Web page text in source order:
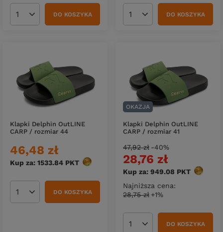
Ilość produktówDO KOSZYKA Ilość produktówDO KOSZYKA
Klapki Delphin OutLINE
CARP / rozmiar 44
46,48 zł
Kup za: 1533.84 PKT punktów
Ilość produktówDO KOSZYKA
OKAZJA
Klapki Delphin OutLINE
CARP / rozmiar 41
28,76 zł
Kup za: 949.08 PKT punktów
Najniższa cena:
28,75 zł +1%
47,92 zł -40%
Ilość produktówDO KOSZYKA